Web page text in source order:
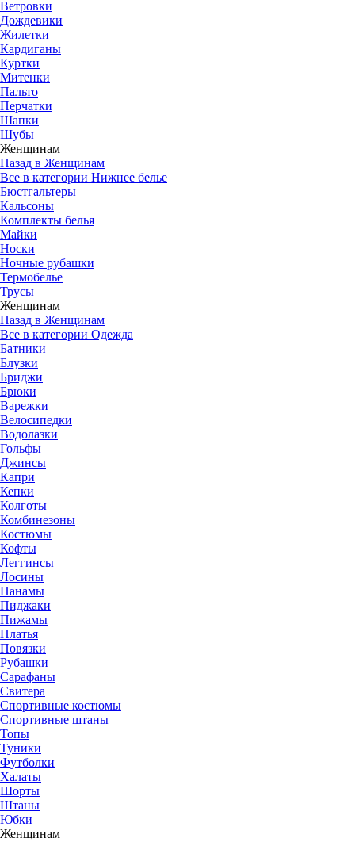
Ветровки
Дождевики
Жилетки
Кардиганы
Куртки
Митенки
Пальто
Перчатки
Шапки
Шубы
Женщинам
Назад в Женщинам
Все в категории Нижнее белье
Бюстгальтеры
Кальсоны
Комплекты белья
Майки
Носки
Ночные рубашки
Термобелье
Трусы
Женщинам
Назад в Женщинам
Все в категории Одежда
Батники
Блузки
Бриджи
Брюки
Варежки
Велосипедки
Водолазки
Гольфы
Джинсы
Капри
Кепки
Колготы
Комбинезоны
Костюмы
Кофты
Леггинсы
Лосины
Панамы
Пиджаки
Пижамы
Платья
Повязки
Рубашки
Сарафаны
Свитера
Спортивные костюмы
Спортивные штаны
Топы
Туники
Футболки
Халаты
Шорты
Штаны
Юбки
Женщинам